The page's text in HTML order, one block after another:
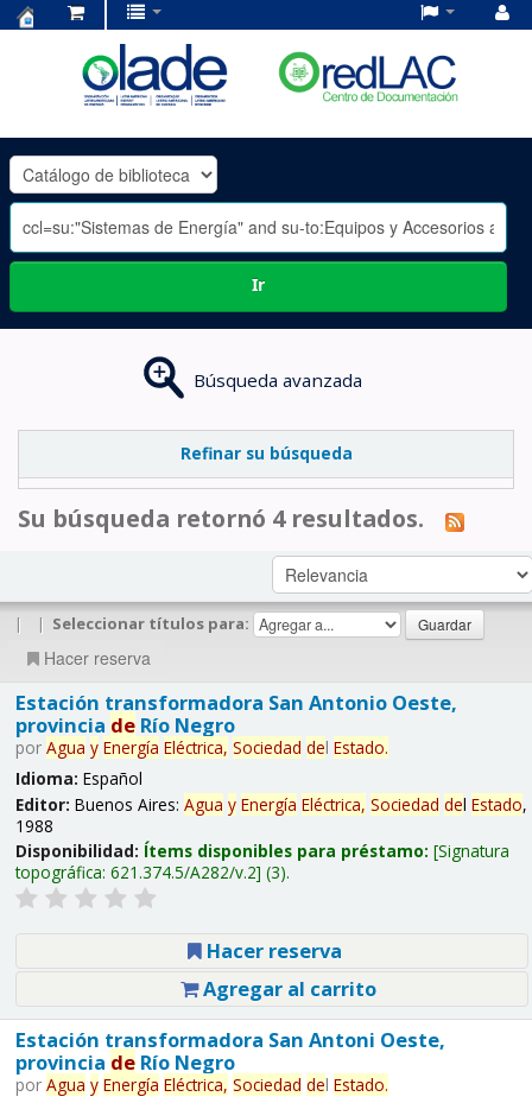
OLADE
-
Ir
Búsqueda avanzada
Refinar su búsqueda
Su búsqueda retornó 4 resultados.
| | Seleccionar títulos para:
Hacer reserva
Estación transformadora San Antonio Oeste,
provincia deRío Negro
por Agua y Energía Eléctrica, Sociedad del Estado.
Idioma: Español
Editor: Buenos Aires: Agua y Energía Eléctrica, Sociedad del Estado,
1988
Disponibilidad: Ítems disponibles para préstamo: Signatura
topográfica: 621.374.5/A282/v.2 (3).
Hacer reserva
Agregar al carrito
Estación transformadora San Antoni Oeste,
provincia deRío Negro
por Agua y Energía Eléctrica, Sociedad del Estado.